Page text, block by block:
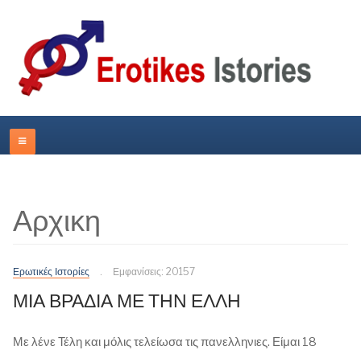
Αρχικη
Ερωτικές Ιστορίες Εμφανίσεις: 20157
ΜΙΑ ΒΡΑΔΙΑ ΜΕ ΤΗΝ ΕΛΛΗ
Με λένε Τέλη και μόλις τελείωσα τις πανελληνιες. Είμαι 18